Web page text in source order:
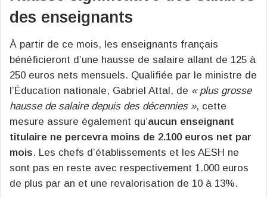
des enseignants
À partir de ce mois, les enseignants français
bénéficieront d’une hausse de salaire allant de 125 à
250 euros nets mensuels. Qualifiée par le ministre de
l’Éducation nationale, Gabriel Attal, de « plus grosse
hausse de salaire depuis des décennies », cette
mesure assure également qu’aucun enseignant
titulaire ne percevra moins de 2.100 euros net par
mois. Les chefs d’établissements et les AESH ne
sont pas en reste avec respectivement 1.000 euros
de plus par an et une revalorisation de 10 à 13%.